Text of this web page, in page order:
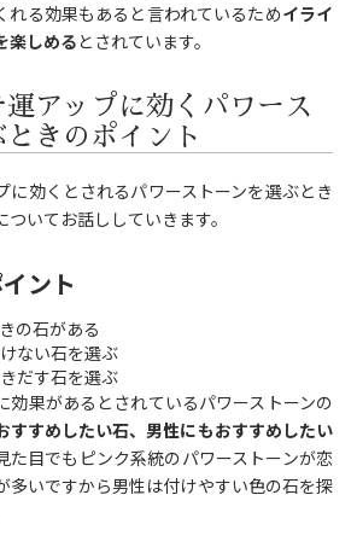
れる効果もあると言われているためイライ
楽しめるとされています。
アップに効くパワース
ときのポイント
に効くとされるパワーストーンを選ぶとき
いてお話ししていきます。
ント
の石がある
ない石を選ぶ
だす石を選ぶ
効果があるとされているパワーストーンの
すすめしたい石、男性にもおすすめしたい
た目でもピンク系統のパワーストーンが恋
多いですから男性は付けやすい色の石を探